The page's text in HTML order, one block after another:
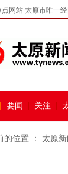
点网站 太原市唯一
要闻 关注
的位置 ： 太原新